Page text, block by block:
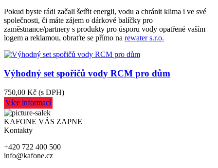
Pokud byste rádi začali šetřit energii, vodu a chránit klima i ve své
společnosti, či máte zájem o dárkové balíčky pro
zaměstnance/partnery s produkty pro úsporu vody opatřené vaším
logem a reklamou, obraťte se přímo na rewater s.r.o.
Výhodný set spořičů vody RCM pro dům
750,00 Kč (s DPH)
Více informací
KAFONE VÁS ZAPNE
Kontakty
+420 722 400 500
info@kafone.cz